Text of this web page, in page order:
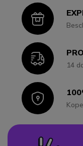
Icon
Icon14
Icon